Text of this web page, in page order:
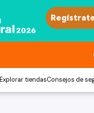
Explorar tiendasConsejos de